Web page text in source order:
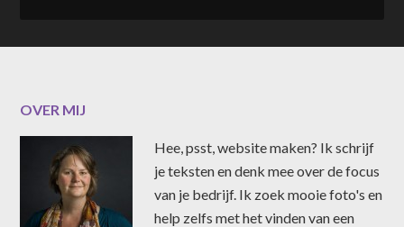
OVER MIJ
Hee, psst, website maken? Ik schrijf
je teksten en denk mee over de focus
van je bedrijf. Ik zoek mooie foto's en
help zelfs met het vinden van een